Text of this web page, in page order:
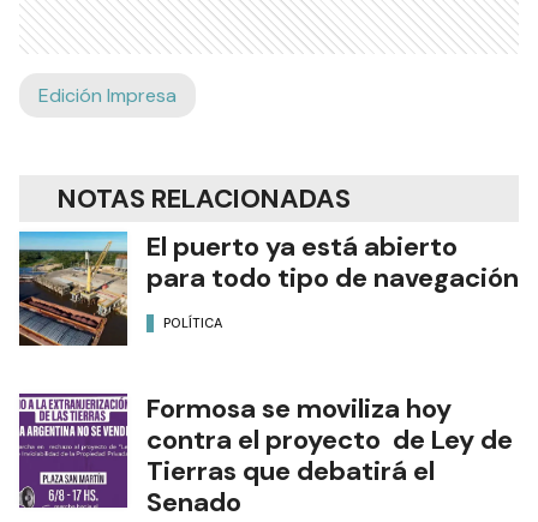
Edición Impresa
NOTAS RELACIONADAS
El puerto ya está abierto
para todo tipo de navegación
POLÍTICA
Formosa se moviliza hoy
contra el proyecto de Ley de
Tierras que debatirá el
Senado